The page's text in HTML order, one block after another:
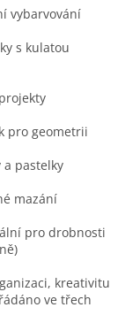
vybarvování
s kulatou
pro geometrii
a pastelky
mazání
pro drobnosti
kreativitu
ve třech